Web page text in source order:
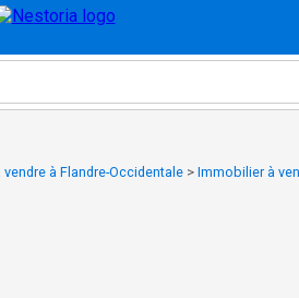
à Flandre-Occidentale > Immobilier à